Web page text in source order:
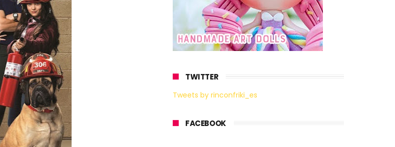
TWITTER
Tweets by rinconfriki_es
FACEBOOK